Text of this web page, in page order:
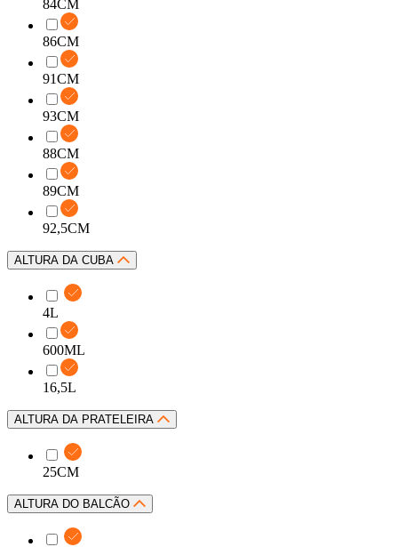
84CM
86CM
91CM
93CM
88CM
89CM
92,5CM
ALTURA DA CUBA
4L
600ML
16,5L
ALTURA DA PRATELEIRA
25CM
ALTURA DO BALCÃO